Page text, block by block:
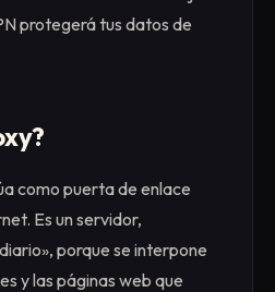
protegerá tus datos de
como puerta de enlace
Es un servidor,
porque se interpone
y las páginas web que